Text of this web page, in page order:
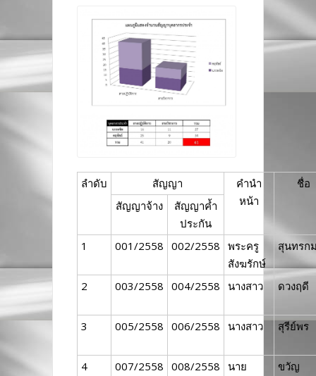
ลำดับ สัญญา
คำนำ
หน้า
ชื่อ
สัญญาจ้าง
สัญญาค้ำ
ประกัน
1
001/2558 002/2558 พระครู
สังฆรักษ์
สุนทรก
2 003/2558 004/2558 นางสาว ดวงฤดี
3 005/2558 006/2558 นางสาว สุรีย์พร
4 007/2558 008/2558 นาย
ขวัญ